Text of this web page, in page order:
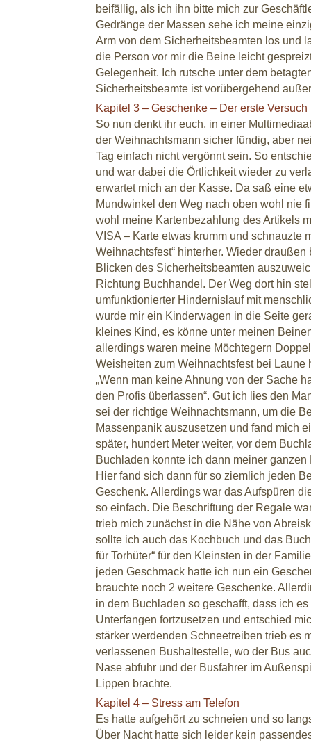
beifällig, als ich ihn bitte mich zur
Gedränge der Massen sehe ich meine
Arm von dem Sicherheitsbeamten los und
die Person vor mir die Beine leicht
Gelegenheit. Ich rutsche unter dem
Sicherheitsbeamte ist vorübergehend
Kapitel 3 – Geschenke – Der erste Versuch
So nun denkt ihr euch, in einer
der Weihnachtsmann sicher fündig, aber
Tag einfach nicht vergönnt sein. So
und war dabei die Örtlichkeit wieder zu
erwartet mich an der Kasse. Da saß eine
Mundwinkel den Weg nach oben wohl nie
wohl meine Kartenbezahlung des Artikels
VISA – Karte etwas krumm und schnauzte
Weihnachtsfest“ hinterher. Wieder
Blicken des Sicherheitsbeamten
Richtung Buchhandel. Der Weg dort hin
umfunktionierter Hindernislauf mit
wurde mir ein Kinderwagen in die Seite
kleines Kind, es könne unter meinen
allerdings waren meine Möchtegern
Weisheiten zum Weihnachtsfest bei Laune
„Wenn man keine Ahnung von der Sache
den Profis überlassen“. Gut ich lies den
sei der richtige Weihnachtsmann, um die
Massenpanik auszusetzen und fand mich
später, hundert Meter weiter, vor dem
Buchladen konnte ich dann meiner
Hier fand sich dann für so ziemlich jeden
Geschenk. Allerdings war das Aufspüren
so einfach. Die Beschriftung der Regale
trieb mich zunächst in die Nähe von
sollte ich auch das Kochbuch und das
für Torhüter“ für den Kleinsten in der
jeden Geschmack hatte ich nun ein
brauchte noch 2 weitere Geschenke.
in dem Buchladen so geschafft, dass ich
Unterfangen fortzusetzen und entschied
stärker werdenden Schneetreiben trieb es
verlassenen Bushaltestelle, wo der Bus
Nase abfuhr und der Busfahrer im
Lippen brachte.
Kapitel 4 – Stress am Telefon
Es hatte aufgehört zu schneien und so
Über Nacht hatte sich leider kein